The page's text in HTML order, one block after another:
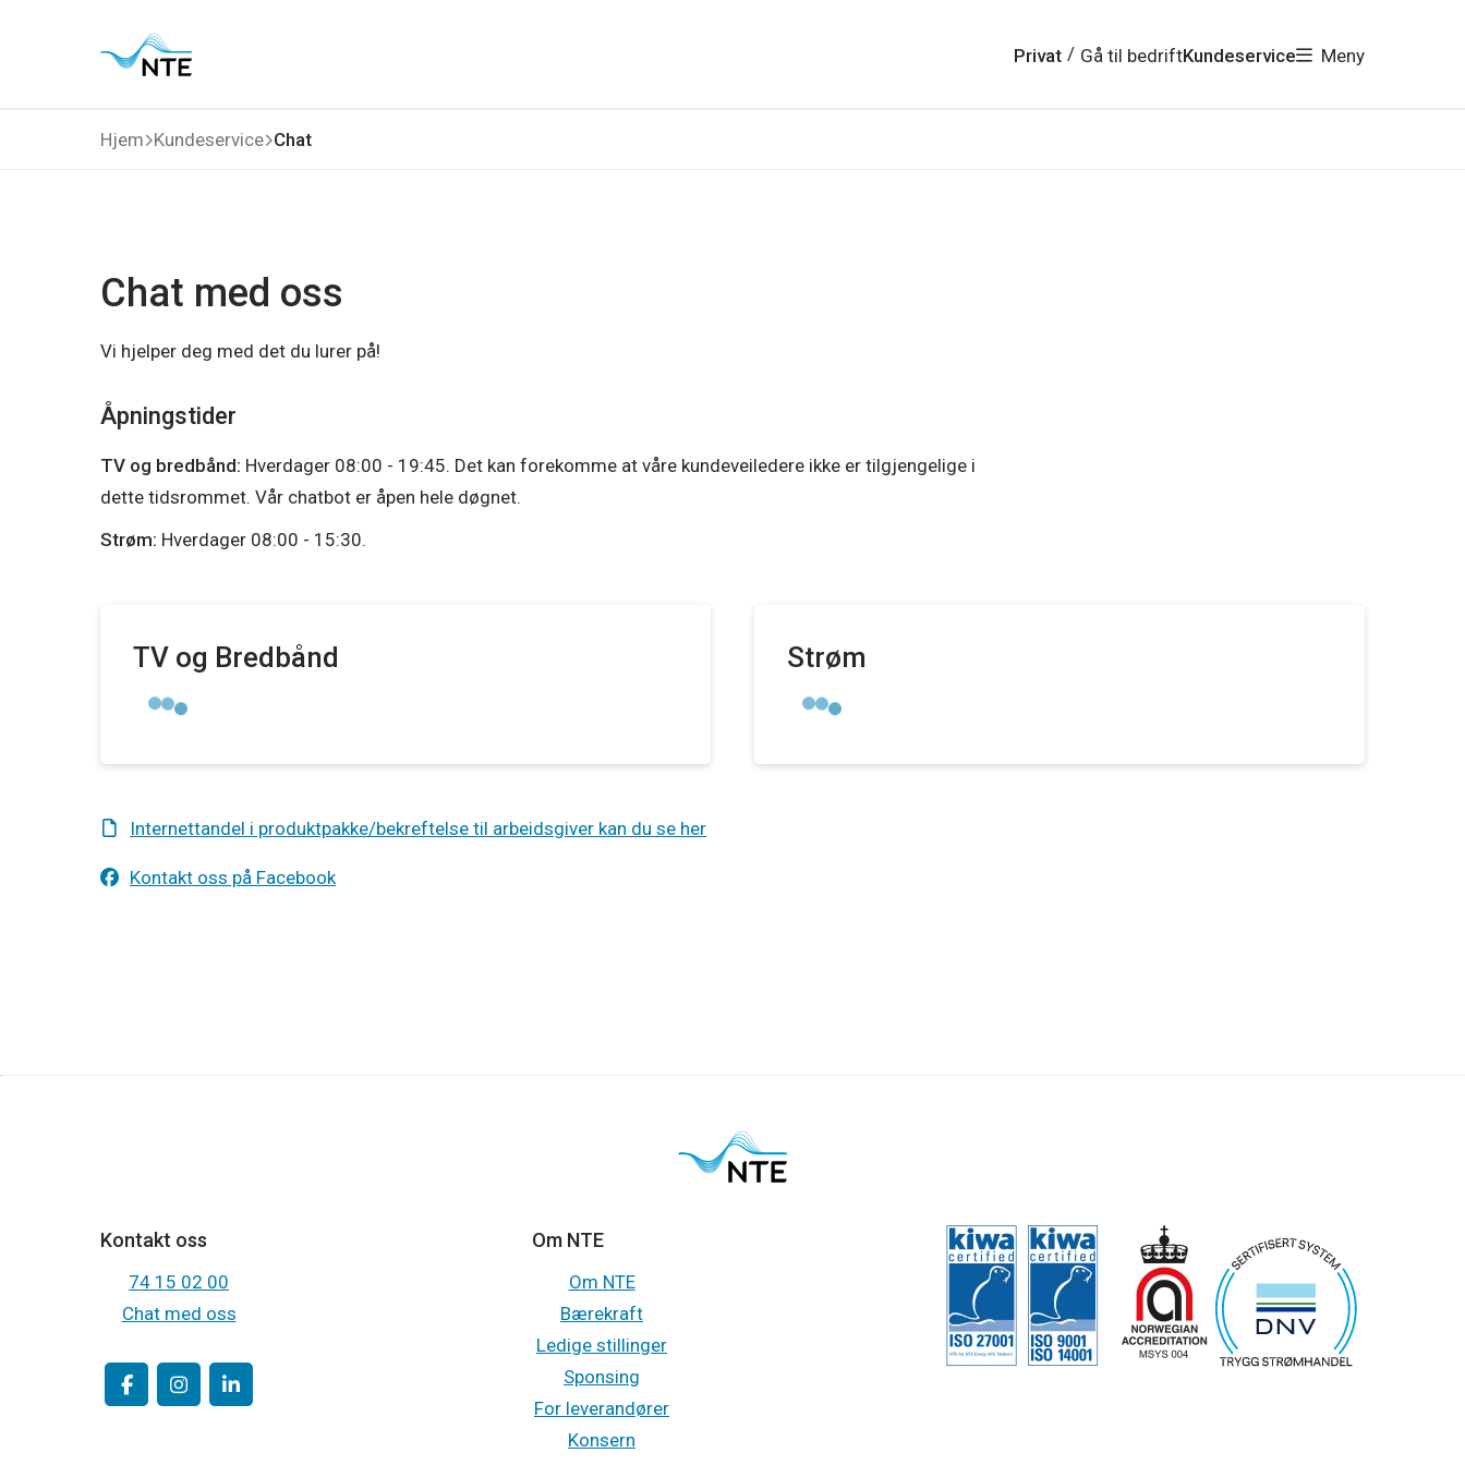
Privat / Gå til bedriftKundeservice Meny
Hjem Kundeservice Chat
Chat med oss
Vi hjelper deg med det du lurer på!
Åpningstider
TV og bredbånd: Hverdager 08:00 - 19:45. Det kan forekomme at våre kundeveiledere ikke er tilgjengelige i
dette tidsrommet. Vår chatbot er åpen hele døgnet.
Strøm: Hverdager 08:00 - 15:30.
TV og Bredbånd Strøm
Internettandel i produktpakke/bekreftelse til arbeidsgiver kan du se her
Kontakt oss på Facebook
Kontakt oss
74 15 02 00
Chat med oss
Om NTE
Om NTE
Bærekraft
Ledige stillinger
Sponsing
For leverandører
Konsern